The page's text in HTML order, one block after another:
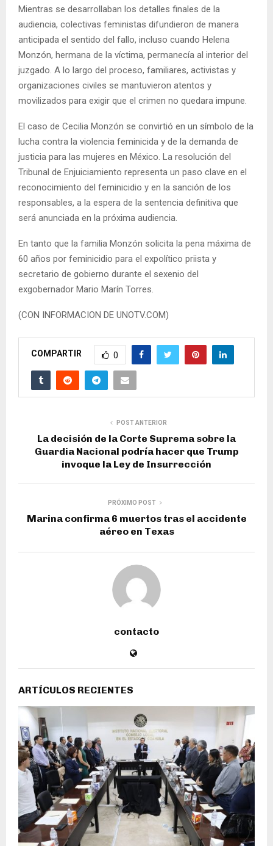
Mientras se desarrollaban los detalles finales de la
audiencia, colectivas feministas difundieron de manera
anticipada el sentido del fallo, incluso cuando Helena
Monzón, hermana de la víctima, permanecía al interior del
juzgado. A lo largo del proceso, familiares, activistas y
organizaciones civiles se mantuvieron atentos y
movilizados para exigir que el crimen no quedara impune.
El caso de Cecilia Monzón se convirtió en un símbolo de la
lucha contra la violencia feminicida y de la demanda de
justicia para las mujeres en México. La resolución del
Tribunal de Enjuiciamiento representa un paso clave en el
reconocimiento del feminicidio y en la sanción de los
responsables, a la espera de la sentencia definitiva que
será anunciada en la próxima audiencia.
En tanto que la familia Monzón solicita la pena máxima de
60 años por feminicidio para el expolítico priista y
secretario de gobierno durante el sexenio del
exgobernador Mario Marín Torres.
(CON INFORMACION DE UNOTV.COM)
COMPARTIR 0
POST ANTERIOR
La decisión de la Corte Suprema sobre la
Guardia Nacional podría hacer que Trump
invoque la Ley de Insurrección
PRÓXIMO POST
Marina confirma 6 muertos tras el accidente
aéreo en Texas
contacto
ARTÍCULOS RECIENTES